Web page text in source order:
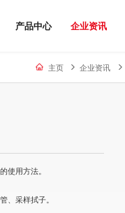
产品中心 企业资讯
主页 企业资讯
的使用方法。
、采样拭子。